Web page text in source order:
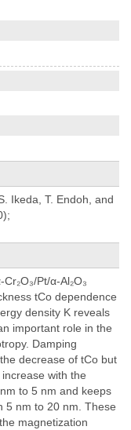
Ikeda, T. Endoh, and
Pt/α-Al₂O₃
tCo dependence
density K reveals
important role in the
Damping
decrease of tCo but
with the
to 5 nm and keeps
5 nm to 20 nm. These
magnetization